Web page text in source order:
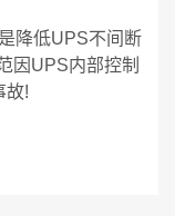
降低UPS不间断
因UPS内部控制
故!